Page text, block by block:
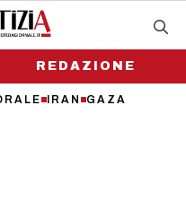
IRAN GAZA
REDAZIONE